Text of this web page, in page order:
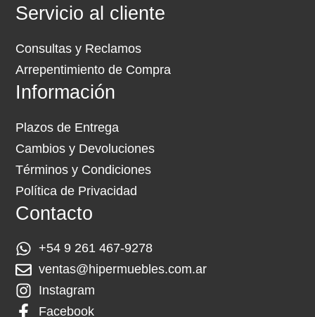
Servicio al cliente
Consultas y Reclamos
Arrepentimiento de Compra
Información
Plazos de Entrega
Cambios y Devoluciones
Términos y Condiciones
Política de Privacidad
Contacto
+54 9 261 467-9278
ventas@hipermuebles.com.ar
Instagram
Facebook